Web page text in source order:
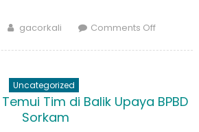
Author
gacorkali Comments Offon
Uncategorized
Tim di Balik Upaya BPBD
Sorkam